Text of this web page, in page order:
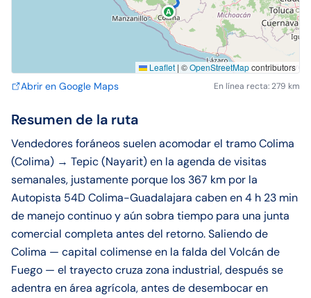
A
Leaflet | ©OpenStreetMapcontributors
Abrir en Google Maps En línea recta: 279 km
Resumen de la ruta
Vendedores foráneos suelen acomodar el tramo Colima
(Colima) → Tepic (Nayarit) en la agenda de visitas
semanales, justamente porque los 367 km por la
Autopista 54D Colima-Guadalajara caben en 4 h 23 min
de manejo continuo y aún sobra tiempo para una junta
comercial completa antes del retorno. Saliendo de
Colima — capital colimense en la falda del Volcán de
Fuego — el trayecto cruza zona industrial, después se
adentra en área agrícola, antes de desembocar en